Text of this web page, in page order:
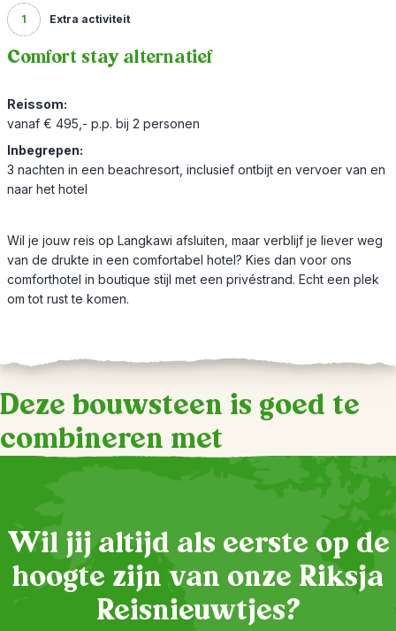
1 Extra activiteit
Comfort stay alternatief
Reissom:
vanaf € 495,- p.p. bij 2 personen
Inbegrepen:
3 nachten in een beachresort, inclusief ontbijt en vervoer van en
naar het hotel
Wil je jouw reis op Langkawi afsluiten, maar verblijf je liever weg
van de drukte in een comfortabel hotel? Kies dan voor ons
comforthotel in boutique stijl met een privéstrand. Echt een plek
om tot rust te komen.
Deze bouwsteen is goed te
combineren met
Wil jij altijd als eerste op de
hoogte zijn van onze Riksja
Reisnieuwtjes?